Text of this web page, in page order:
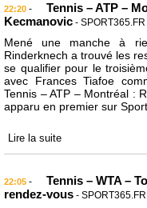
22:20 -
Tennis – ATP –
Kecmanovic - SPORT365.FR
Mené une manche à
Rinderknech a trouvé les
se qualifier pour le
avec Frances Tiafoe
Tennis – ATP – Montréal :
apparu en premier sur
Lire la suite
22:05 -
Tennis – WTA –
rendez-vous - SPORT365.FR